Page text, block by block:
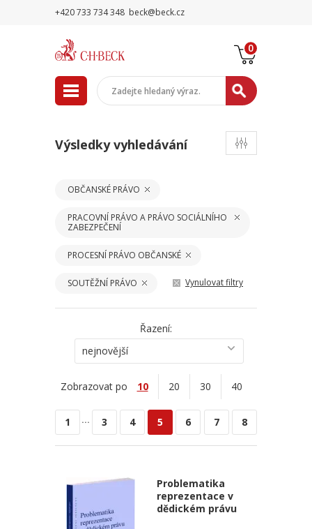
+420 733 734 348 beck@beck.cz
0
Výsledky vyhledávání
OBČANSKÉ PRÁVO
PRACOVNÍ PRÁVO A PRÁVO SOCIÁLNÍHO
ZABEZPEČENÍ
PROCESNÍ PRÁVO OBČANSKÉ
SOUTĚŽNÍ PRÁVO Vynulovat filtry
Řazení:
nejnovější
Zobrazovat po 10 20 30 40
1 ... 3 4 5 6 7 8
Problematika
reprezentace v
dědickém právu